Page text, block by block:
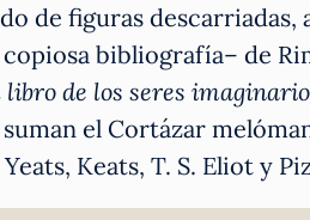
de figuras descarriadas,
bibliografía– de
libro de los seres
el Cortázar
Keats, T. S. Eliot y